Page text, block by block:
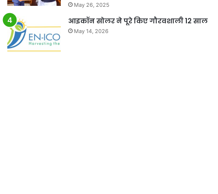
May 26, 2025
आइकॉन सोलर ने पूरे किए गौरवशाली 12 साल
May 14, 2026